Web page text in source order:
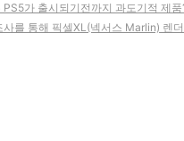
가 출시되기전까지 과도기적 제품
를 통해 픽셀XL(넥서스 Marlin) 렌